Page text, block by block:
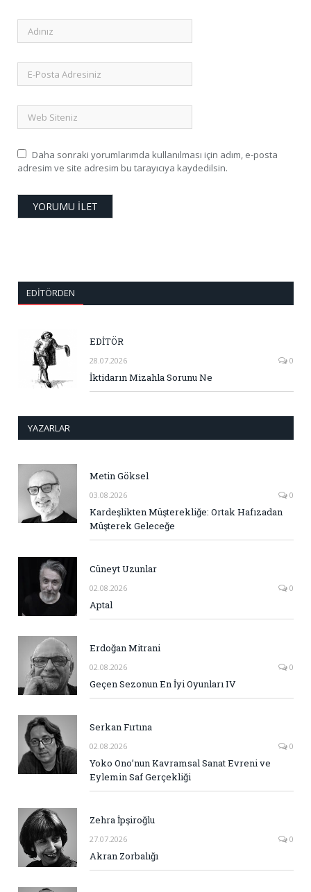
Daha sonraki yorumlarımda kullanılması için adım, e-posta
adresim ve site adresim bu tarayıcıya kaydedilsin.
EDITÖRDEN
EDİTÖR
28.07.2026 0
İktidarın Mizahla Sorunu Ne
YAZARLAR
Metin Göksel
03.08.2026 0
Kardeşlikten Müşterekliğe: Ortak Hafızadan
Müşterek Geleceğe
Cüneyt Uzunlar
02.08.2026 0
Aptal
Erdoğan Mitrani
02.08.2026 0
Geçen Sezonun En İyi Oyunları IV
Serkan Fırtına
02.08.2026 0
Yoko Ono’nun Kavramsal Sanat Evreni ve
Eylemin Saf Gerçekliği
Zehra İpşiroğlu
27.07.2026 0
Akran Zorbalığı